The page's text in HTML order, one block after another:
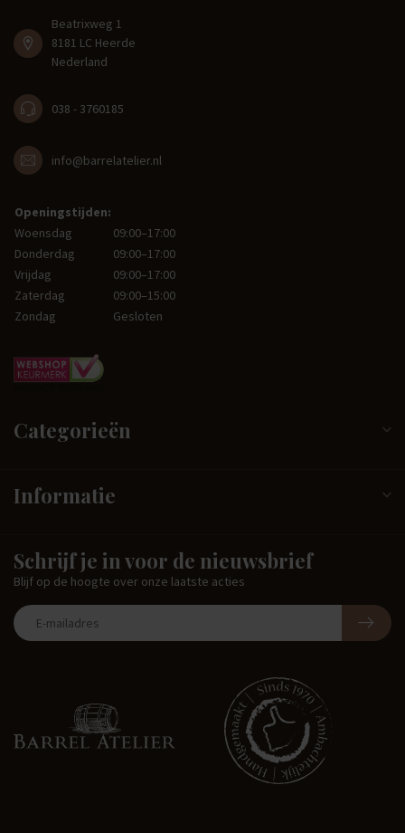
Beatrixweg 1
8181 LC Heerde
Nederland
038 - 3760185
info@barrelatelier.nl
Openingstijden:
Woensdag
09:00–17:00
Donderdag
09:00–17:00
Vrijdag
09:00–17:00
Zaterdag
09:00–15:00
Zondag
Gesloten
Categorieën
Informatie
Schrijf je in voor de nieuwsbrief
Blijf op de hoogte over onze laatste acties